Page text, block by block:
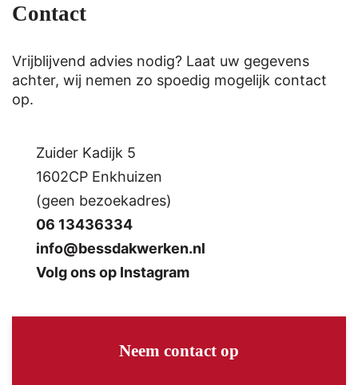
Neem contact op
Contact
Vrijblijvend advies nodig? Laat uw gegevens
achter, wij nemen zo spoedig mogelijk contact
op.
Zuider Kadijk 5
1602CP Enkhuizen
(geen bezoekadres)
06 13436334
info@bessdakwerken.nl
Volg ons op Instagram